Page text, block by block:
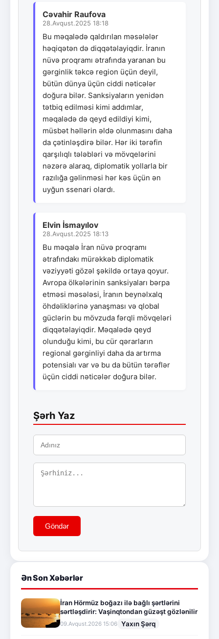
Cəvahir Raufova
28.Avqust.2025 18:18
Bu məqalədə qaldırılan məsələlər
həqiqətən də diqqətəlayiqdir. İranın
nüvə proqramı ətrafında yaranan bu
gərginlik təkcə region üçün deyil,
bütün dünya üçün ciddi nəticələr
doğura bilər. Sanksiyaların yenidən
tətbiq edilməsi kimi addımlar,
məqalədə də qeyd edildiyi kimi,
müsbət həllərin əldə olunmasını daha
da çətinləşdirə bilər. Hər iki tərəfin
qarşılıqlı tələbləri və mövqelərini
nəzərə alaraq, diplomatik yollarla bir
razılığa gəlinməsi hər kəs üçün ən
uyğun ssenari olardı.
Elvin İsmayılov
28.Avqust.2025 18:13
Bu məqalə İran nüvə proqramı
ətrafındakı mürəkkəb diplomatik
vəziyyəti gözəl şəkildə ortaya qoyur.
Avropa ölkələrinin sanksiyaları bərpa
etməsi məsələsi, İranın beynəlxalq
öhdəliklərinə yanaşması və qlobal
güclərin bu mövzuda fərqli mövqeləri
diqqətəlayiqdir. Məqalədə qeyd
olunduğu kimi, bu cür qərarların
regional gərginliyi daha da artırma
potensialı var və bu da bütün tərəflər
üçün ciddi nəticələr doğura bilər.
Şərh Yaz
Göndər
Ən Son Xəbərlər
İran Hörmüz boğazı ilə bağlı şərtlərini
sərtləşdirir: Vaşinqtondan güzəşt gözlənilir
09.Avqust.2026 15:06 Yaxın Şərq